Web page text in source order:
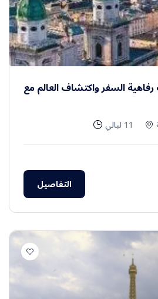
السفر واكتشاف العالم مع
11 ليالي
التفاصيل